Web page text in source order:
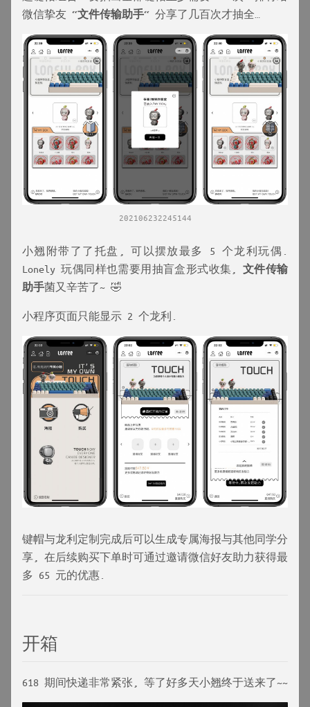
微信挚友 “文件传输助手“ 分享了几百次才抽全…
202106232245144
小翘附带了了托盘, 可以摆放最多 5 个龙利玩偶.
Lonely 玩偶同样也需要用抽盲盒形式收集, 文件传输
助手菌又辛苦了~ 🤣
小程序页面只能显示 2 个龙利.
键帽与龙利定制完成后可以生成专属海报与其他同学分
享, 在后续购买下单时可通过邀请微信好友助力获得最
多 65 元的优惠.
开箱
618 期间快递非常紧张, 等了好多天小翘终于送来了~~